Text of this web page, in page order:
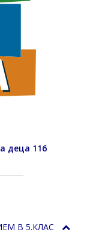
деца 116
В 5.КЛАС